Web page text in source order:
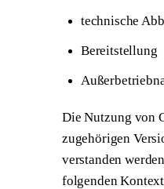
technische
Bereitstellung
DieNutzung von
zugehörigen
verstanden
folgenden